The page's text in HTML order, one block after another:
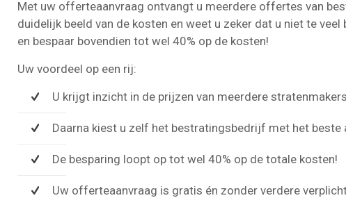
Met uw offerteaanvraag ontvangt u meerdere offertes van
duidelijk beeld van de kosten en weet u zeker dat u niet te
en bespaar bovendien tot wel 40% op de kosten!
Uw voordeel op een rij:
U krijgt inzicht in de prijzen van meerdere
Daarna kiest u zelf het bestratingsbedrijf met het beste
De besparing loopt op tot wel 40% op de totale kosten!
Uw offerteaanvraag is gratis én zonder verdere